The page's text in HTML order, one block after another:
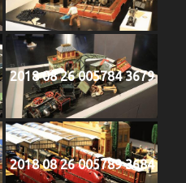
2018 08 26 005784 3679
2018 08 26 005789 3684